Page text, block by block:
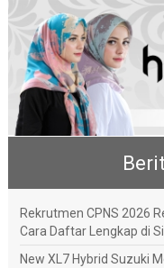
Rekrutmen CPNS 2026
Cara Daftar Lengkap di
New XL7 Hybrid Suzuki